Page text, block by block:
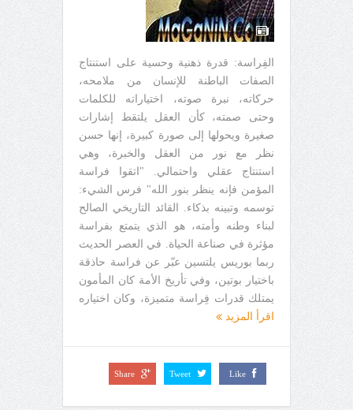
الفِراسة: قدرة ذهنية وحسية على استنتاج
الصفات الباطنة للإنسان من ملامحه،
حركاته، نبرة صوته، اختياراته للكلمات
وحتى صمته، كأن العقل يلتقط إشارات
صغيرة ويحولها إلى صورة كبيرة، إنها حسن
نظر مع نور من العقل والخبرة، وهي
استنتاج عقلي واحتمالي. "اتقوا فراسة
المؤمن فإنه ينظر بنور الله" فرس الشيء:
توسمه وتبينه بذكاء. القائد التاريخي الصالح
لبناء وطنه وأمته، هو الذي يتمتع بفراسة
مؤثرة في صناعة الحياة. في العصر الحديث
ربما بوريس يلتسين عبّر عن فراسة حاذقة
باختيار بوتين، وفي تأريخ الأمة كان المأمون
يمتلك قدرات فِراسة متميزة، وكان اختياره
اقرأ المزيد
Like
Tweet
Share